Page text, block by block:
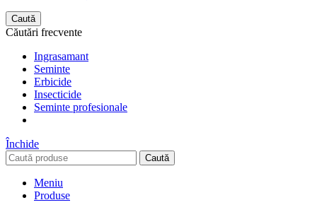
Caută
Căutări frecvente
Ingrasamant
Seminte
Erbicide
Insecticide
Seminte profesionale
Închide
Caută
Meniu
Produse